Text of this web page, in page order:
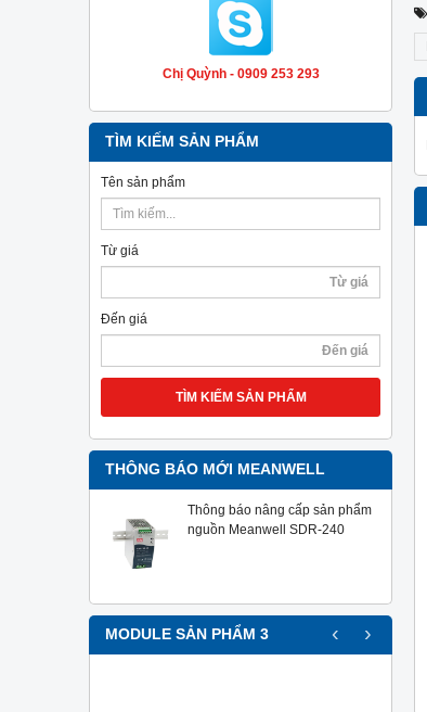
Chị Quỳnh - 0909 253 293
TÌM KIẾM SẢN PHẨM
Tên sản phẩm
Từ giá
Đến giá
TÌM KIẾM SẢN PHẨM
THÔNG BÁO MỚI MEANWELL
Thông báo nâng cấp sản phẩm
nguồn Meanwell SDR-240
MODULE SẢN PHẨM 3 ‹ ›